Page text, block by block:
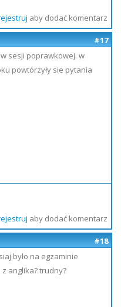
aby dodać komentarz
#17
sesji poprawkowej. w
powtórzyły sie pytania
aby dodać komentarz
#18
było na egzaminie
anglika? trudny?